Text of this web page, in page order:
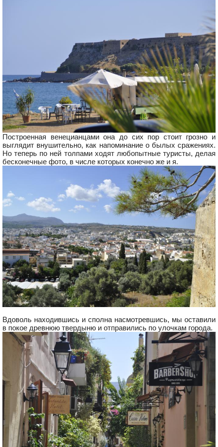
Построенная венецианцами она до сих пор стоит грозно и
выглядит внушительно, как напоминание о былых сражениях.
Но теперь по ней толпами ходят любопытные туристы, делая
бесконечные фото, в числе которых конечно же и я.
Вдоволь находившись и сполна насмотревшись, мы оставили
в покое древнюю твердыню и отправились по улочкам города.